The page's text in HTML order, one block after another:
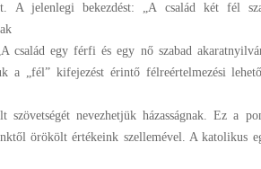
A jelenlegi bekezdést: „A család két fél
család egy férfi és egy nő szabad
„fél” kifejezést érintő félreértelmezési
szövetségét nevezhetjük házasságnak. Ez a
örökölt értékeink szellemével. A katolikus